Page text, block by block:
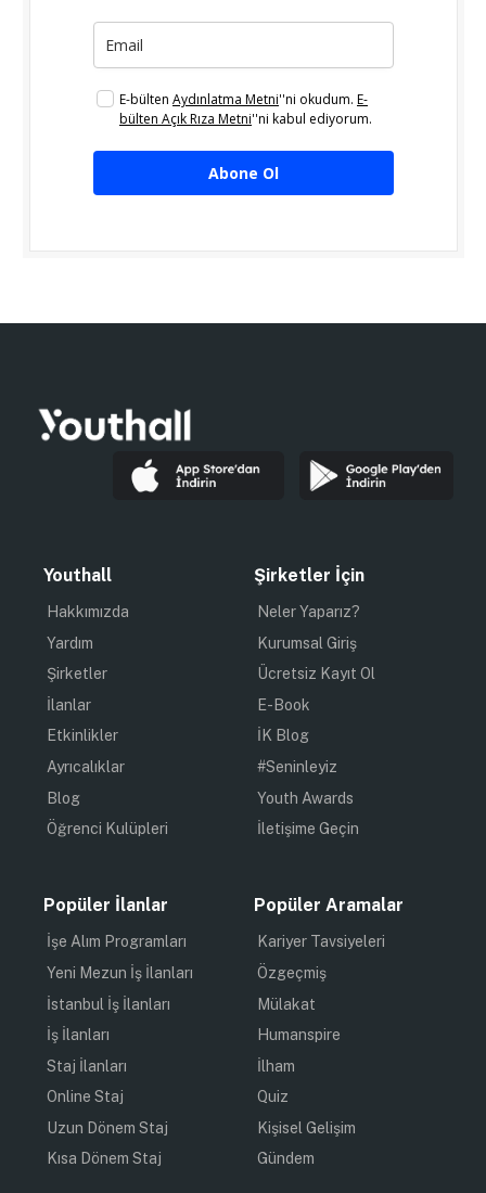
E-bülten Aydınlatma Metni''ni okudum. E-
bülten Açık Rıza Metni''ni kabul ediyorum.
Abone Ol
Youthall
Hakkımızda
Yardım
Şirketler
İlanlar
Etkinlikler
Ayrıcalıklar
Blog
Öğrenci Kulüpleri
Şirketler İçin
Neler Yaparız?
Kurumsal Giriş
Ücretsiz Kayıt Ol
E-Book
İK Blog
#Seninleyiz
Youth Awards
İletişime Geçin
Popüler İlanlar
İşe Alım Programları
Yeni Mezun İş İlanları
İstanbul İş İlanları
İş İlanları
Staj İlanları
Online Staj
Uzun Dönem Staj
Kısa Dönem Staj
Popüler Aramalar
Kariyer Tavsiyeleri
Özgeçmiş
Mülakat
Humanspire
İlham
Quiz
Kişisel Gelişim
Gündem